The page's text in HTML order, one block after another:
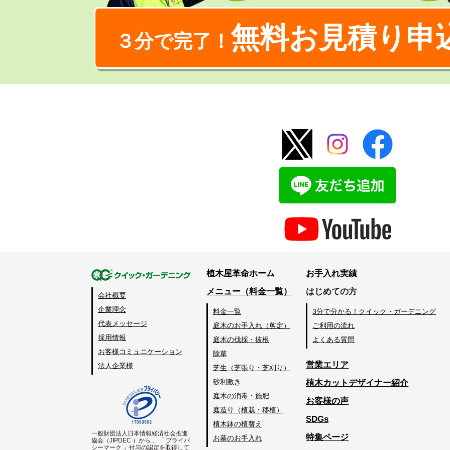
３分で完了！ 無料お見積り申
会社概要
企業理念
代表メッセージ
採用情報
お客様コミュニケーション
法人企業様
一般財団法人日本情報経済社会推進
協会（JIPDEC ）から 、「 プライバ
シーマーク 」付与の認定を取得して
植木屋革命ホーム
メニュー（料金一覧）
料金一覧
庭木のお手入れ（剪定）
庭木の伐採・抜根
除草
芝生（芝張り・芝刈り）
砂利敷き
庭木の消毒・施肥
庭造り（植栽・移植）
植木鉢の植替え
お墓のお手入れ
お手入れ実績
はじめての方
3分で分かる！クイック・ガーデニング
ご利用の流れ
よくある質問
営業エリア
植木カットデザイナー紹介
お客様の声
SDGs
特集ページ